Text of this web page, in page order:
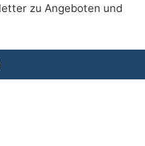
zu Angeboten und